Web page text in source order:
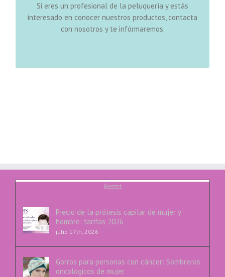
Si eres un profesional de la peluquería y estás
interesado en conocer nuestros productos, contacta
con nosotros y te infórmaremos.
Disponemos de toda clase de
pelucas oncológicas
,
pelucas a medida
,
postizos para mujer
,
sistemas y
Recent
Precio de la prótesis capilar de mujer y
hombre: tarifas 2026
julio 17th, 2026
Gorros para personas con cáncer: Sombreros
oncológicos de mujer